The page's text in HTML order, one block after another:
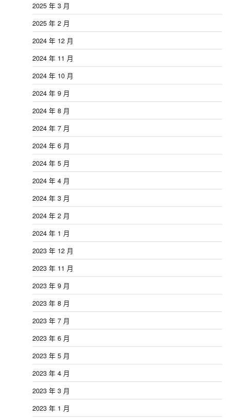
2025 年 3 月
2025 年 2 月
2024 年 12 月
2024 年 11 月
2024 年 10 月
2024 年 9 月
2024 年 8 月
2024 年 7 月
2024 年 6 月
2024 年 5 月
2024 年 4 月
2024 年 3 月
2024 年 2 月
2024 年 1 月
2023 年 12 月
2023 年 11 月
2023 年 9 月
2023 年 8 月
2023 年 7 月
2023 年 6 月
2023 年 5 月
2023 年 4 月
2023 年 3 月
2023 年 1 月